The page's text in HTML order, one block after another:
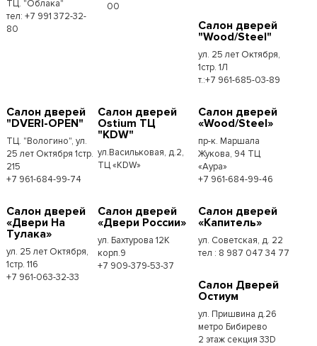
ТЦ. "Облака"
тел: +7 991 372-32-
80
00
Салон дверей
"Wood/Steel"
ул. 25 лет Октября,
1стр. 1Л
т.:+7 961-685-03-89
Салон дверей
"DVERI-OPEN"
ТЦ. "Вологино", ул.
25 лет Октября 1стр.
215
+7 961-684-99-74
Салон дверей
Ostium ТЦ
"KDW"
ул.Васильковая, д.2,
ТЦ «KDW»
Салон дверей
«Wood/Steel»
пр-к. Маршала
Жукова, 94 ТЦ
«Аура»
+7 961-684-99-46
Салон дверей
«Двери На
Тулака»
ул. 25 лет Октября,
1стр. 116
+7 961-063-32-33
Салон дверей
«Двери России»
ул. Бахтурова 12К
корп.9
+7 909-379-53-37
Салон дверей
«Капитель»
ул. Советская, д. 22
тел : 8 987 047 34 77
Салон Дверей
Остиум
ул. Пришвина д.26
метро Бибирево
2 этаж секция 33D